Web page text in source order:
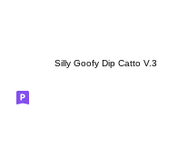
Silly Goofy Dip Catto V.3